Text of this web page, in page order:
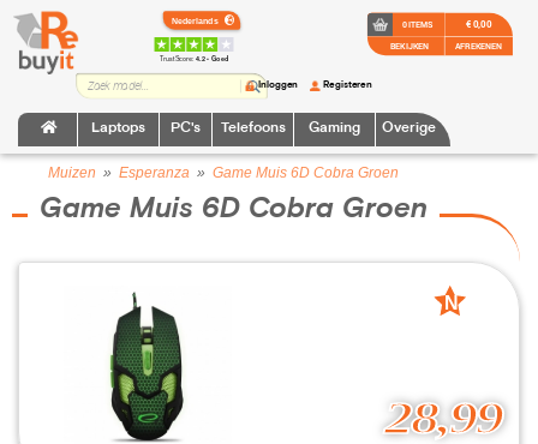
TrustScore:4.2 • Goed
Laptops PC's Telefoons Gaming Overige
Inloggen Registeren
0 ITEMS
BEKIJKEN
€ 0,00
AFREKENEN
Muizen » Esperanza » Game Muis 6D Cobra Groen
Game Muis 6D Cobra Groen
28,99
N